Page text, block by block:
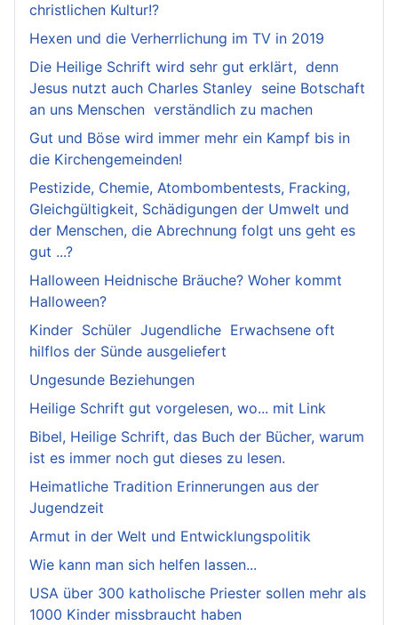
christlichen Kultur!?
Hexen und die Verherrlichung im TV in 2019
Die Heilige Schrift wird sehr gut erklärt, denn
Jesus nutzt auch Charles Stanley seine Botschaft
an uns Menschen verständlich zu machen
Gut und Böse wird immer mehr ein Kampf bis in
die Kirchengemeinden!
Pestizide, Chemie, Atombombentests, Fracking,
Gleichgültigkeit, Schädigungen der Umwelt und
der Menschen, die Abrechnung folgt uns geht es
gut ...?
Halloween Heidnische Bräuche? Woher kommt
Halloween?
Kinder Schüler Jugendliche Erwachsene oft
hilflos der Sünde ausgeliefert
Ungesunde Beziehungen
Heilige Schrift gut vorgelesen, wo... mit Link
Bibel, Heilige Schrift, das Buch der Bücher, warum
ist es immer noch gut dieses zu lesen.
Heimatliche Tradition Erinnerungen aus der
Jugendzeit
Armut in der Welt und Entwicklungspolitik
Wie kann man sich helfen lassen...
USA über 300 katholische Priester sollen mehr als
1000 Kinder missbraucht haben